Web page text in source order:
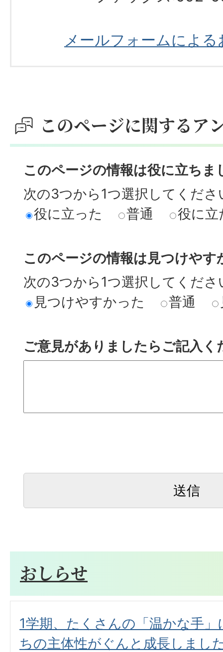
メールフォームによ
このページに関するア
このページの情報は役に立ちま
次の3つから1つ選択してくださ
役に立った
普通 役に立
このページの情報は見つけやす
次の3つから1つ選択してくださ
見つけやすかった
普通
ご意見がありましたらご記入く
おしらせ
1学期、たくさんの「温かな手
ちの主体性がぐんと成長しまし